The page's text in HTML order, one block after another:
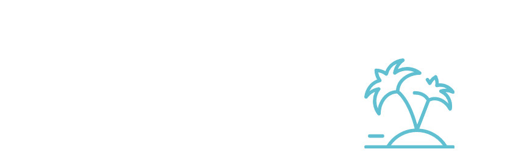
OSTSEE SEGELTÖRNS